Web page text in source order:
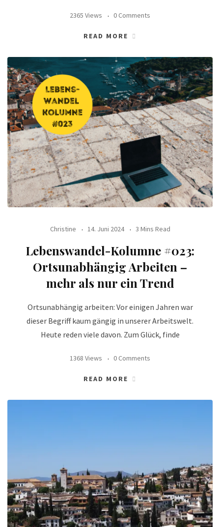
2365 Views 0 Comments
READ MORE
Christine 14. Juni 2024 3 Mins Read
Lebenswandel-Kolumne #023:
Ortsunabhängig Arbeiten –
mehr als nur ein Trend
Ortsunabhängig arbeiten: Vor einigen Jahren war
dieser Begriff kaum gängig in unserer Arbeitswelt.
Heute reden viele davon. Zum Glück, finde
1368 Views 0 Comments
READ MORE